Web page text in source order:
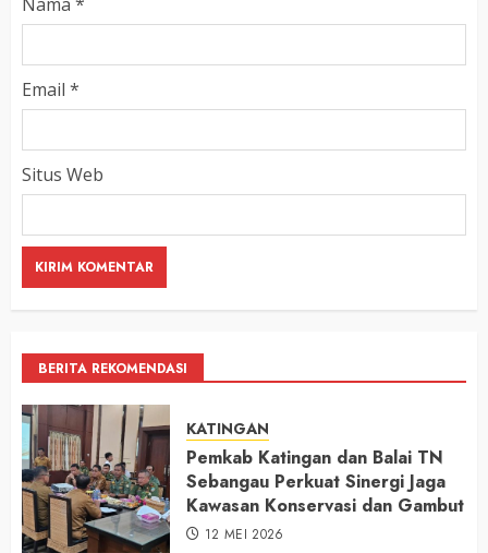
Email *
Situs Web
BERITA REKOMENDASI
KATINGAN
Pemkab Katingan dan Balai TN
Sebangau Perkuat Sinergi Jaga
Kawasan Konservasi dan Gambut
12 MEI 2026